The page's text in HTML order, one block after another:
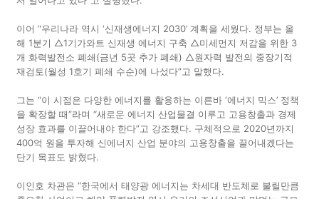
이어 “우리나라 역시 ‘신재생에너지 2030’ 계획을 세웠다. 정부는 올
해 1분기 △1기가와트 신재생 에너지 구축 △미세먼지 저감을 위한 3
개 화력발전소 폐쇄(금년 5곳 추가 폐쇄) △원자력 발전의 중장기적
재검토(월성 1호기 폐쇄 수순)에 나섰다”고 말했다.
그는 “이 시점은 다양한 에너지를 활용하는 이른바 ‘에너지 믹스’ 정책
을 확장할 때”라며 “새로운 에너지 산업물결 이루고 고용창출과 경제
성장 효과를 이끌어내야 한다”고 강조했다. 구체적으로 2020년까지
400억 원을 투자해 신에너지 산업 분야의 고용창출을 끌어내겠다는
단기 목표도 밝혔다.
이인호 차관은 “한국에서 태양광 에너지는 차세대 반도체로 불릴만큼